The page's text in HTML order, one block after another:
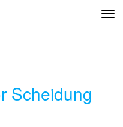
Scheidung